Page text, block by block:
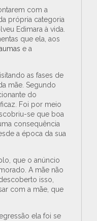
com a
própria categoria
Edimara à vida.
que ela, aos
e a
as fases de
mãe. Segundo
do
Foi por meio
se que boa
consequência
a época da sua
que o anúncio
A mãe não
isso,
com a mãe, que
ela foi se